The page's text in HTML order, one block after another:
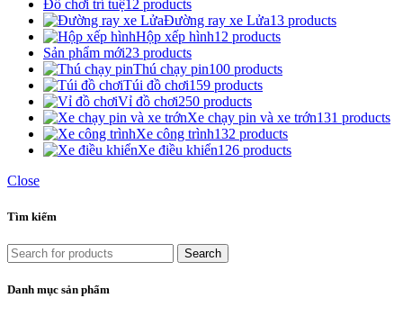
Đồ chơi trí tuệ12 products
Đường ray xe Lửa13 products
Hộp xếp hình12 products
Sản phẩm mới23 products
Thú chạy pin100 products
Túi đồ chơi159 products
Vỉ đồ chơi250 products
Xe chạy pin và xe trớn131 products
Xe công trình132 products
Xe điều khiển126 products
Close
Tìm kiếm
Search
Danh mục sản phẩm